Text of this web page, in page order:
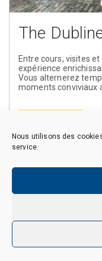
Nous utilisons des
service.
The
Entre cours, visites
expérience
Vous alternerez
moments conviviaux
Copyright © 2026
Politique de
Mentions Légales